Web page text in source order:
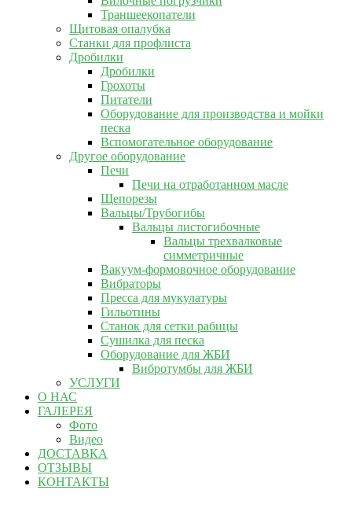
Траншеекопатели
Щитовая опалубка
Станки для профлиста
Дробилки
Дробилки
Грохоты
Питатели
Оборудование для производства и мойки
песка
Вспомогательное оборудование
Другое оборудование
Печи
Печи на отработанном масле
Щепорезы
Вальцы/Трубогибы
Вальцы листогибочные
Вальцы трехвалковые
симметричные
Вакуум-формовочное оборудование
Вибраторы
Пресса для мукулатуры
Гильотины
Станок для сетки рабицы
Сушилка для песка
Оборудование для ЖБИ
Вибротумбы для ЖБИ
УСЛУГИ
О НАС
ГАЛЕРЕЯ
Фото
Видео
ДОСТАВКА
ОТЗЫВЫ
КОНТАКТЫ